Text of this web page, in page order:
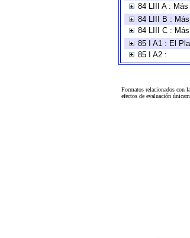
84 LIII A : Más
84 LIII B :
84 LIII C :
85 I A1 : El
85 I A2 :
Formatos relacionados con
efectos de evaluación